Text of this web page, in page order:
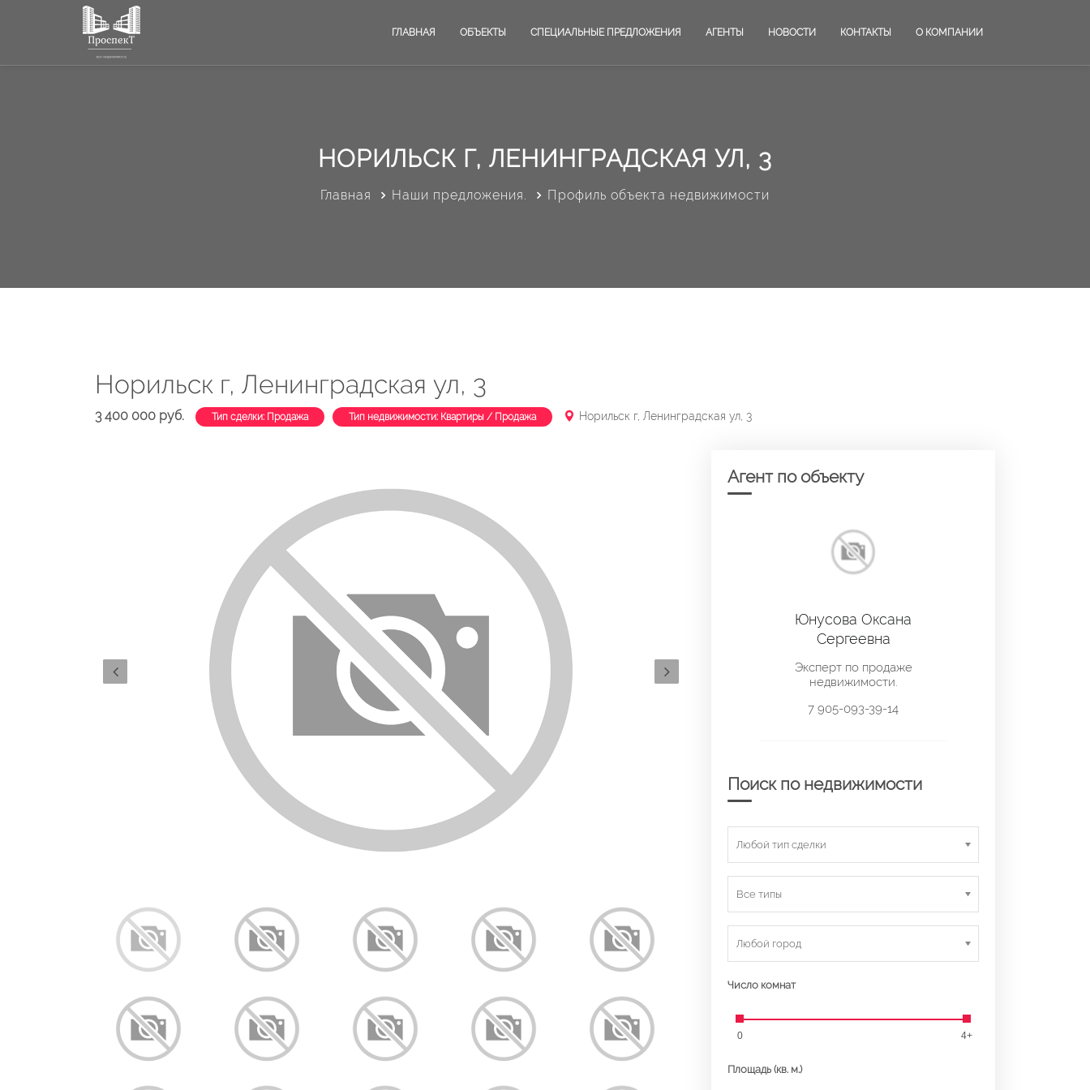
ГЛАВНАЯ ОБЪЕКТЫ СПЕЦИАЛЬНЫЕ ПРЕДЛОЖЕНИЯ АГЕНТЫ НОВОСТИ КОНТАКТЫ О КОМПАНИИ
НОРИЛЬСК Г, ЛЕНИНГРАДСКАЯ УЛ, 3
Главная Наши предложения. Профиль объекта недвижимости
Норильск г, Ленинградская ул, 3
3 400 000 руб. Тип сделки: Продажа Тип недвижимости: Квартиры / Продажа Норильск г, Ленинградская ул, 3
Агент по объекту
Юнусова Оксана
Сергеевна
Эксперт по продаже
недвижимости.
7 905-093-39-14
Поиск по недвижимости
Любой тип сделки
Все типы
Любой город
Число комнат
0 4+
Площадь (кв. м.)